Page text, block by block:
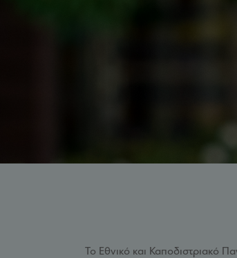
Το Εθνικό και Καποδιστριακό